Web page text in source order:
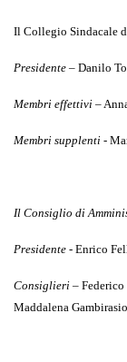
Il Collegio Sindacale
Presidente – Danilo
Membri effettivi –
Membri supplenti -
Il Consiglio di
Presidente - Enrico
Consiglieri –
Maddalena Gambirasio